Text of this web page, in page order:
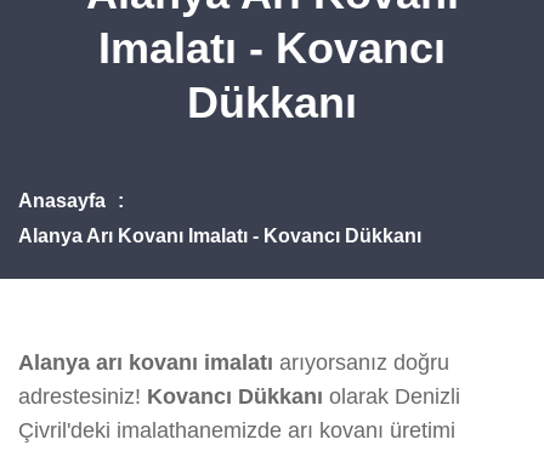
Imalatı - Kovancı
Dükkanı
Anasayfa
Alanya Arı Kovanı Imalatı - Kovancı Dükkanı
Alanya arı kovanı imalatı arıyorsanız doğru
adrestesiniz! Kovancı Dükkanı olarak Denizli
Çivril'deki imalathanemizde arı kovanı üretimi